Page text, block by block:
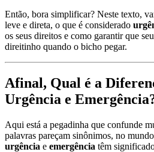
Então, bora simplificar? Neste texto,
leve e direta, o que é considerado
os seus direitos e como garantir que
direitinho quando o bicho pegar.
Afinal, Qual é a
Urgência e
Aqui está a pegadinha que confunde
palavras pareçam sinônimos, no
urgência e emergência têm